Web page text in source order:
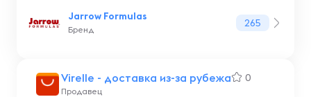
Virelle - доставка из-за рубежа 0
Продавец
Jarrow Formulas
Бренд
265